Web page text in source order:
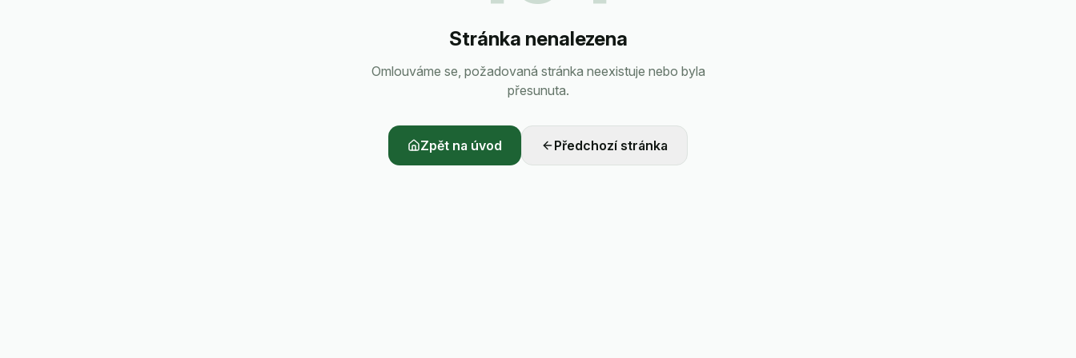
Stránka nenalezena
Omlouváme se, požadovaná stránka neexistuje nebo byla
přesunuta.
Zpět na úvod Předchozí stránka